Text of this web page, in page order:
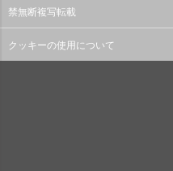
禁無断複写転載
クッキーの使用について